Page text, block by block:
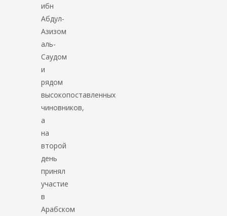
ибн
Абдул-
Азизом
аль-
Саудом
и
рядом
высокопоставленных
чиновников,
а
на
второй
день
принял
участие
в
Арабском